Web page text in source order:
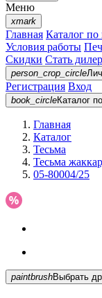
Меню
xmark
Главная Каталог по
Условия работы
Скидки Стать
person_crop_circle
Регистрация Вход
book_circleКаталог
Главная
Каталог
Тесьма
Тесьма
05-80004/25
paintbrush